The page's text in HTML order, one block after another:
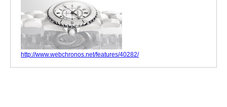
http://www.webchronos.net/features/40282/